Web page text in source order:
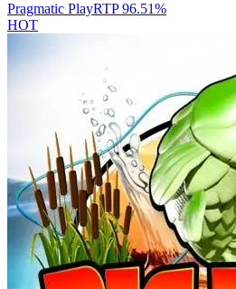
Pragmatic PlayRTP96.51%
HOT